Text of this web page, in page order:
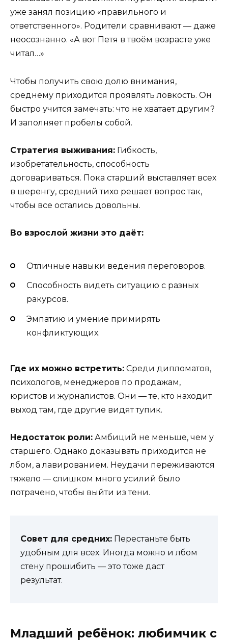
уже занял позицию «правильного и
ответственного». Родители сравнивают — даже
неосознанно. «А вот Петя в твоём возрасте уже
читал…»
Чтобы получить свою долю внимания,
среднему приходится проявлять ловкость. Он
быстро учится замечать: что не хватает другим?
И заполняет пробелы собой.
Стратегия выживания: Гибкость,
изобретательность, способность
договариваться. Пока старший выставляет всех
в шеренгу, средний тихо решает вопрос так,
чтобы все остались довольны.
Во взрослой жизни это даёт:
Отличные навыки ведения переговоров.
Способность видеть ситуацию с разных
ракурсов.
Эмпатию и умение примирять
конфликтующих.
Где их можно встретить: Среди дипломатов,
психологов, менеджеров по продажам,
юристов и журналистов. Они — те, кто находит
выход там, где другие видят тупик.
Недостаток роли: Амбиций не меньше, чем у
старшего. Однако доказывать приходится не
лбом, а лавированием. Неудачи переживаются
тяжело — слишком много усилий было
потрачено, чтобы выйти из тени.
Совет для средних: Перестаньте быть
удобным для всех. Иногда можно и лбом
стену прошибить — это тоже даст
результат.
Младший ребёнок: любимчик с